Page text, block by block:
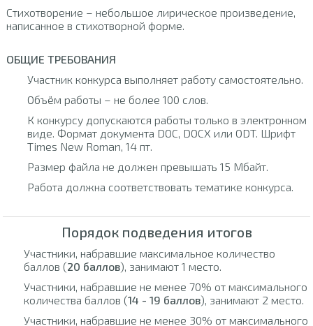
Стихотворение – небольшое лирическое произведение,
написанное в стихотворной форме.
ОБЩИЕ ТРЕБОВАНИЯ
Участник конкурса выполняет работу самостоятельно.
Объём работы – не более 100 слов.
К конкурсу допускаются работы только в электронном
виде. Формат документа DOC, DOCX или ODT. Шрифт
Times New Roman, 14 пт.
Размер файла не должен превышать 15 Мбайт.
Работа должна соответствовать тематике конкурса.
Порядок подведения итогов
Участники, набравшие максимальное количество
баллов (20 баллов), занимают 1 место.
Участники, набравшие не менее 70% от максимального
количества баллов (14 - 19 баллов), занимают 2 место.
Участники, набравшие не менее 30% от максимального